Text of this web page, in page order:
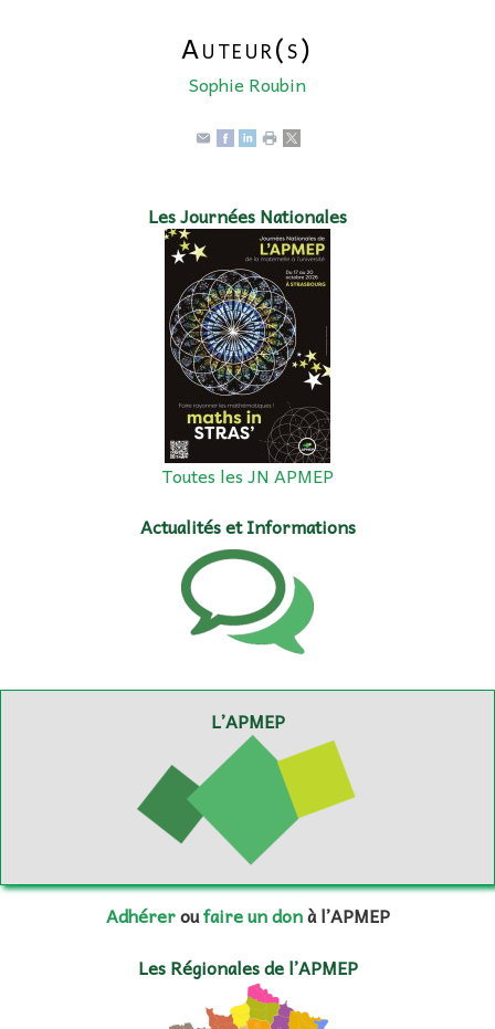
Auteur(s)
Sophie Roubin
Les Journées Nationales
Toutes les JN APMEP
Actualités et Informations
L’APMEP
Adhéreroufaire un donà l’APMEP
Les Régionales de l’APMEP